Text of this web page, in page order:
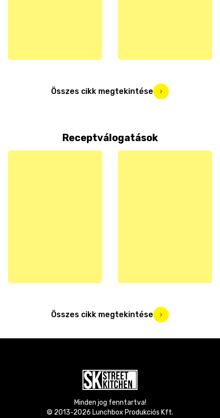
Összes cikk megtekintése
Receptválogatások
Összes cikk megtekintése
Minden jog fenntartva!
© 2013-2026 Lunchbox Produkciós Kft.